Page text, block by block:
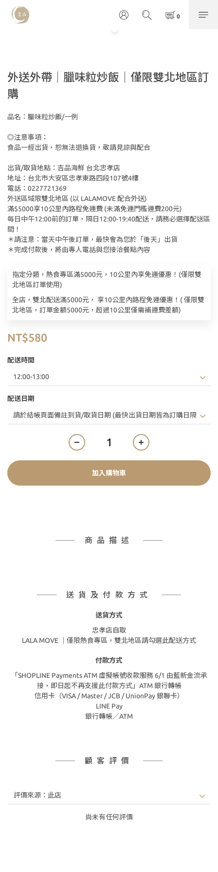
外送外帶｜臘味粒炒飯｜僅限雙北地區訂
購
品名：臘味粒炒飯/一例
◎注意事項：
食品一經出貨，恕無法退換貨，敬請見諒與配合
出貨/取貨地點：吉品海鮮 台北忠孝店
地址：台北市大安區忠孝東路四段107號4樓
電話：0227721369
外送區域限雙北地區 (以 LALAMOVE 配合外送)
滿$5000享10公里內路程免運費 (未滿免運門檻運費200元)
每日中午12:00前的訂單，隔日12:00-19:40配送，請務必選擇配送區
間！
＊請注意：當天中午後訂單，最快會為您於「後天」出貨
＊完成付款後，將由專人電話與您接洽餐點內容
指定分類，熱食專區滿5000元，10公里內享免運優惠！(僅限雙
北地區訂單使用)
全店，雙北配送滿5000元， 享10公里內路程免運優惠！( 僅限雙
北地區，訂單金額5000元，超過10公里僅需補運費差額)
NT$580
配送時間
配送日期
加入購物車
商品描述
送貨及付款方式
送貨方式
忠孝店自取
LALA MOVE ｜僅限熱食專區，雙北地區請勾選此配送方式
付款方式
「SHOPLINE Payments ATM 虛擬帳號收款服務 6/1 由藍新金流承
接，即日起不再支援此付款方式」ATM 銀行轉帳
信用卡（VISA / Master / JCB / UnionPay 銀聯卡）
LINE Pay
銀行轉帳／ATM
顧客評價
尚未有任何評價